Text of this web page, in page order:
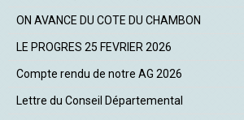
ON AVANCE DU COTE DU CHAMBON
LE PROGRES 25 FEVRIER 2026
Compte rendu de notre AG 2026
Lettre du Conseil Départemental